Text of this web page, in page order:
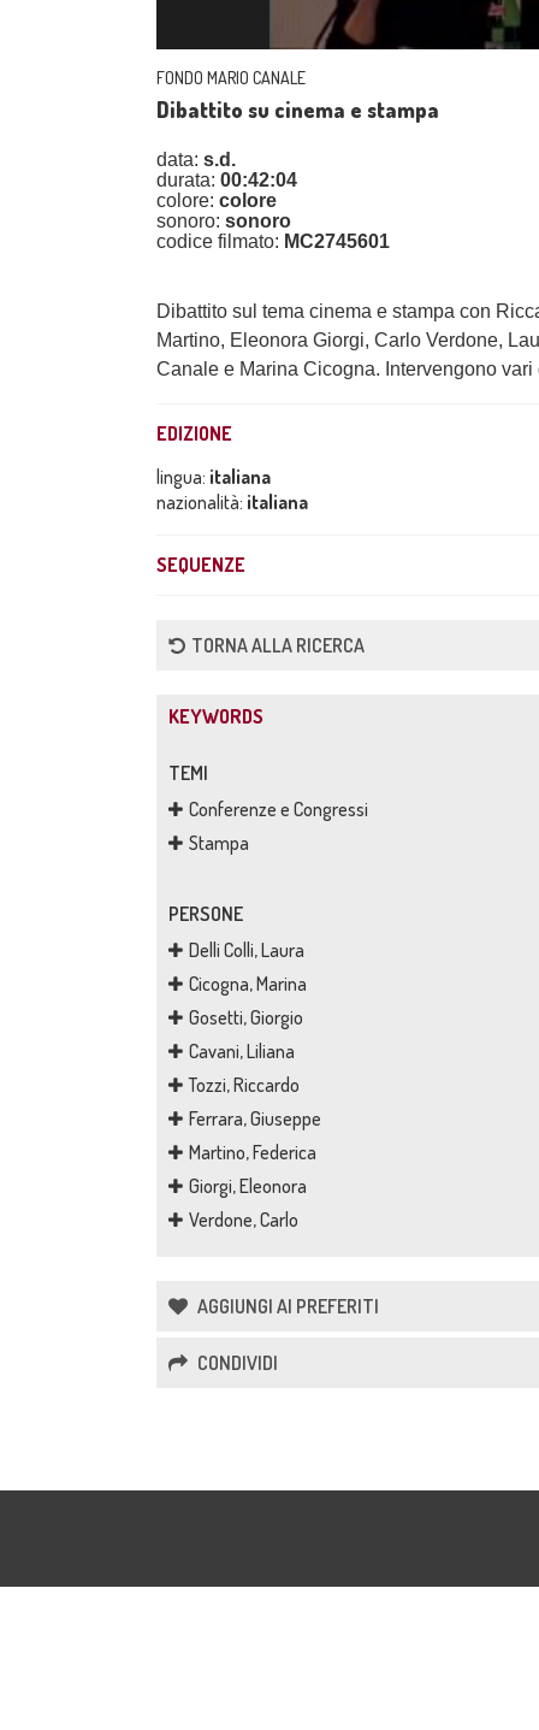
FONDO MARIO CANALE
Dibattito su cinema e stampa
data: s.d.
durata: 00:42:04
colore: colore
sonoro: sonoro
codice filmato: MC2745601
Dibattito sul tema cinema e stampa con
Martino, Eleonora Giorgi, Carlo Verdone,
Canale e Marina Cicogna. Intervengono vari
EDIZIONE
lingua: italiana
nazionalità: italiana
SEQUENZE
TORNA ALLA RICERCA
KEYWORDS
TEMI
Conferenze e Congressi
Stampa
PERSONE
Delli Colli, Laura
Cicogna, Marina
Gosetti, Giorgio
Cavani, Liliana
Tozzi, Riccardo
Ferrara, Giuseppe
Martino, Federica
Giorgi, Eleonora
Verdone, Carlo
AGGIUNGI AI PREFERITI
CONDIVIDI